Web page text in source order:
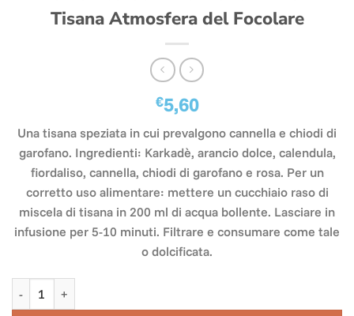
Tisana Atmosfera del Focolare
€5,60
Una tisana speziata in cui prevalgono cannella e chiodi di
garofano. Ingredienti: Karkadè, arancio dolce, calendula,
fiordaliso, cannella, chiodi di garofano e rosa. Per un
corretto uso alimentare: mettere un cucchiaio raso di
miscela di tisana in 200 ml di acqua bollente. Lasciare in
infusione per 5-10 minuti. Filtrare e consumare come tale
o dolcificata.